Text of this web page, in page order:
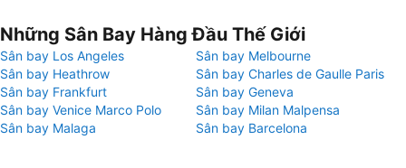
Những Sân Bay Hàng Đầu Thế Giới
Sân bay Los Angeles
Sân bay Melbourne
Sân bay Heathrow
Sân bay Charles de Gaulle Paris
Sân bay Frankfurt
Sân bay Geneva
Sân bay Venice Marco Polo
Sân bay Milan Malpensa
Sân bay Malaga
Sân bay Barcelona